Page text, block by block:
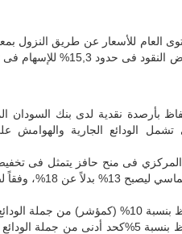
تشمل الودائع الجارية
التى يصدرها بنك السودان المركزي.
وذلك لمقابلة سحوبات العملاء اليومية.
على المصارف الاحتفاظ بنسبة